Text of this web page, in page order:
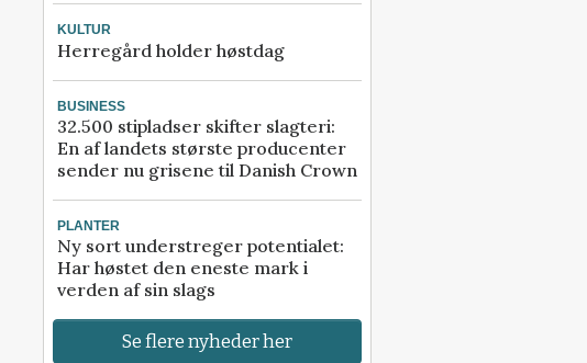
KULTUR
Herregård holder høstdag
BUSINESS
32.500 stipladser skifter slagteri:
En af landets største producenter
sender nu grisene til Danish Crown
PLANTER
Ny sort understreger potentialet:
Har høstet den eneste mark i
verden af sin slags
Se flere nyheder her